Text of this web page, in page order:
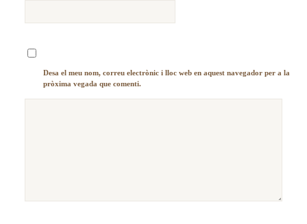
Desa el meu nom, correu electrònic i lloc web en aquest navegador per a la
pròxima vegada que comenti.